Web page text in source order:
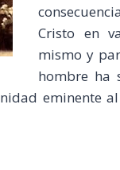
Cristo en
mismo y
hombre ha
eminente